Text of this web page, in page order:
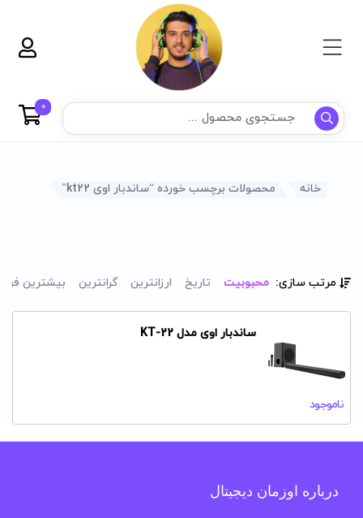
0
خانه محصولات برچسب خورده “ساندبار اوی kt22”
مرتب سازی: محبوبیت تاریخ ارزانترین گرانترین بیشترین
ساندبار اوی مدل KT-22
ناموجود
درباره اوزمان دیجیتال